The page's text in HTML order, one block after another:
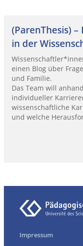
(ParenThesis)
in der
einen Blog über
und Familie.
Das Team will
individueller
wissenschaftliche
und welche
Impressum